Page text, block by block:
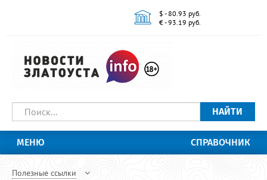
$ - 80.93 руб.
€ - 93.19 руб.
НАЙТИ
МЕНЮ СПРАВОЧНИК
Полезные ссылки